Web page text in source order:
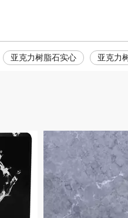
亚克力树脂石实心 亚克力